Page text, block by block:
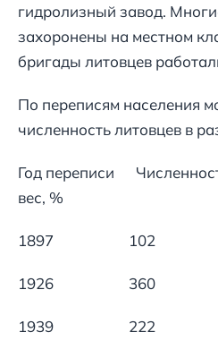
гидролизный завод.
захоронены на местном
бригады литовцев
По переписям населения
численность литовцев в
Год переписи
вес, %
1897 102
1926 360
1939 222